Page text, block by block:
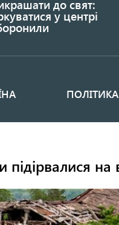
до свят:
у центрі
ПОЛІТИКА
на